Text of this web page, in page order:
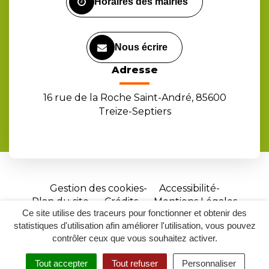
Ce site utilise des traceurs pour fonctionner et obtenir des
statistiques d'utilisation afin améliorer l'utilisation, vous pouvez
contrôler ceux que vous souhaitez activer.
Tout accepter Tout refuser Personnaliser
Nous écrire
Adresse
16 rue de la Roche Saint-André, 85600
Treize-Septiers
Gestion des cookies
Accessibilité
Plan du site
Crédits
Mentions Légales
Site
réalisé
par
Inovagora